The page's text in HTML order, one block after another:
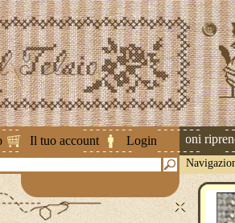
Il tuo account Login
Attenzione ! Le spedizioni